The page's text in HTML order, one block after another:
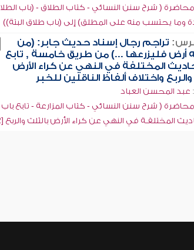
( شرح سنن النسائي - كتاب الطلاق - (باب
وما يحتسب منه على المطلق) إلى (باب طلاق البتة))
تراجم رجال إسناد حديث جابر: (من
أرض فليزرعها ...) من طريق خامسة , تابع
المختلفة في النهي عن كراء الأرض
واختلاف ألفاظ الناقلين للخبر
عبد المحسن العباد
( شرح سنن النسائي - كتاب المزارعة - تابع باب
المختلفـة في النهي عن كراء الأرض بالثلث والربع [2])